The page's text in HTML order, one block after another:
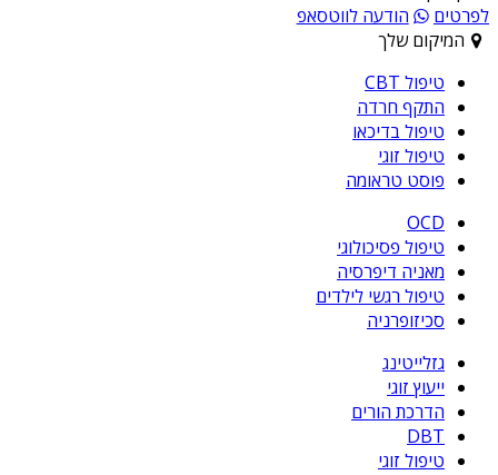
לפרטים
הודעה לווטסאפ
המיקום שלך
טיפול CBT
התקף חרדה
טיפול בדיכאו
טיפול זוגי
פוסט טראומה
OCD
טיפול פסיכולוגי
מאניה דיפרסיה
טיפול רגשי לילדים
סכיזופרניה
גזלייטינג
ייעוץ זוגי
הדרכת הורים
DBT
טיפול זוגי